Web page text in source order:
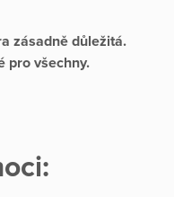
zásadně důležitá.
pro všechny.